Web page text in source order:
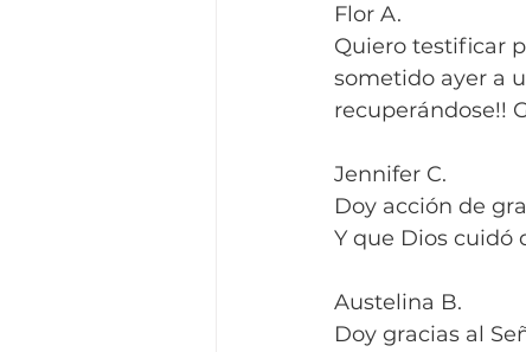
Flor A.
Quiero testificar
sometido ayer a
recuperándose!!
Jennifer C.
Doy acción de
Y que Dios cuidó
Austelina B.
Doy gracias al